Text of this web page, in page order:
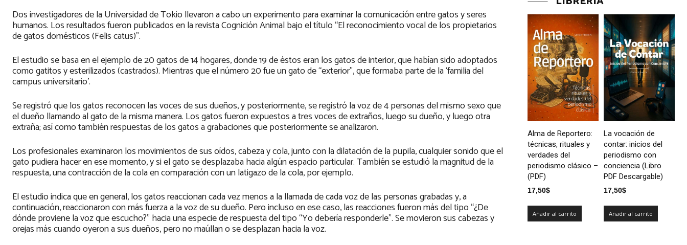
Dos investigadores de la Universidad de Tokio llevaron a cabo un experimento para examinar la comunicación entre gatos y seres
humanos. Los resultados fueron publicados en la revista Cognición Animal bajo el título “El reconocimiento vocal de los propietarios
de gatos domésticos (Felis catus)”.
El estudio se basa en el ejemplo de 20 gatos de 14 hogares, donde 19 de éstos eran los gatos de interior, que habían sido adoptados
como gatitos y esterilizados (castrados). Mientras que el número 20 fue un gato de “exterior”, que formaba parte de la ‘familia del
campus universitario’.
Se registró que los gatos reconocen las voces de sus dueños, y posteriormente, se registró la voz de 4 personas del mismo sexo que
el dueño llamando al gato de la misma manera. Los gatos fueron expuestos a tres voces de extraños, luego su dueño, y luego otra
extraña; así como también respuestas de los gatos a grabaciones que posteriormente se analizaron.
Los profesionales examinaron los movimientos de sus oídos, cabeza y cola, junto con la dilatación de la pupila, cualquier sonido que el
gato pudiera hacer en ese momento, y si el gato se desplazaba hacia algún espacio particular. También se estudió la magnitud de la
respuesta, una contracción de la cola en comparación con un latigazo de la cola, por ejemplo.
El estudio indica que en general, los gatos reaccionan cada vez menos a la llamada de cada voz de las personas grabadas y, a
continuación, reaccionaron con más fuerza a la voz de su dueño. Pero incluso en ese caso, las reacciones fueron más del tipo “¿De
dónde proviene la voz que escucho?” hacia una especie de respuesta del tipo “Yo debería responderle”. Se movieron sus cabezas y
orejas más cuando oyeron a sus dueños, pero no maúllan o se desplazan hacia la voz.
Alma de Reportero:
técnicas, rituales y
verdades del
periodismo clásico –
(PDF)
17,50$
Añadir al carrito
La vocación de
contar: inicios del
periodismo con
conciencia (Libro
PDF Descargable)
17,50$
Añadir al carrito